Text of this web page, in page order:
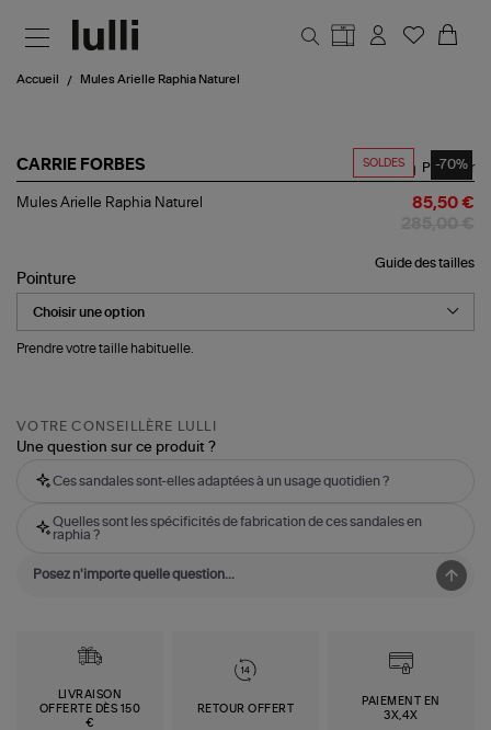
Accueil Mules Arielle Raphia Naturel
SOLDES -70%
CARRIE FORBES
Mules
Partager
Mules Arielle Raphia Naturel 85,50 €
Guide des tailles
Pointure
Prendre votre taille habituelle.
VOTRE CONSEILLÈRE LULLI
Une question sur ce produit ?
Ces sandales sont-elles adaptées à un usage quotidien ?
Quelles sont les spécificités de fabrication de ces sandales en
raphia ?
LIVRAISON
OFFERTE DÈS 150
€
RETOUR OFFERT
PAIEMENT EN
3X,4X